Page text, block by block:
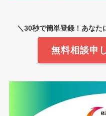
＼ 30秒で簡単登録！あなた
無料相談申